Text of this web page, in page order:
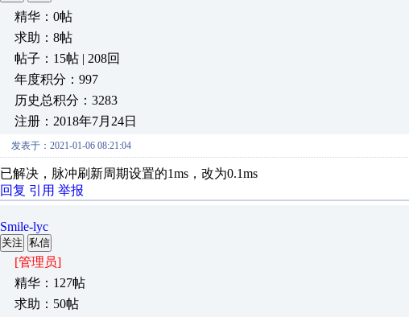
精华：0帖
求助：8帖
帖子：15帖 | 208回
年度积分：997
历史总积分：3283
注册：2018年7月24日
发表于：2021-01-06 08:21:04
已解决，脉冲刷新周期设置的1ms，改为0.1ms
回复 引用 举报
Smile-lyc
关注 私信
[管理员]
精华：127帖
求助：50帖